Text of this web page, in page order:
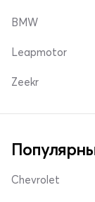
BMW
Leapmotor
Zeekr
Chevrolet